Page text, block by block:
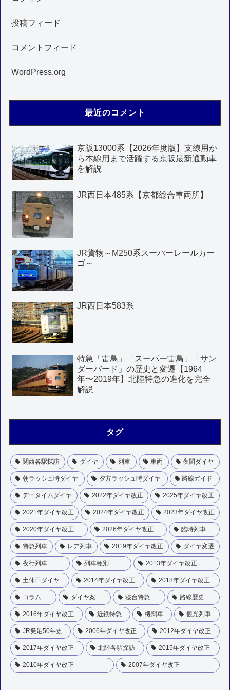
投稿フィード
コメントフィード
WordPress.org
最近のコメント
京阪13000系【2026年度版】支線用か
ら本線用まで活躍する京阪最新通勤車
を解説
JR西日本485系【京都総合車両所】
JR貨物～M250系スーパーレールカー
ゴ～
JR西日本583系
特急「雷鳥」「スーパー雷鳥」「サン
ダーバード」の歴史と変遷【1964
年〜2019年】北陸特急の進化を完全
解説
タグ
関西各駅探訪 ダイヤ 列車 車両 夜間ダイヤ
朝ラッシュ時ダイヤ 夕方ラッシュ時ダイヤ 路線ガイド
データイムダイヤ 2022年ダイヤ改正 2025年ダイヤ改正
2021年ダイヤ改正 2024年ダイヤ改正 2023年ダイヤ改正
2020年ダイヤ改正 2026年ダイヤ改正 臨時列車
特急列車 レア列車 2019年ダイヤ改正 ダイヤ変遷
夜行列車 列車種別 2013年ダイヤ改正
土休日ダイヤ 2014年ダイヤ改正 2018年ダイヤ改正
コラム ダイヤ案 寝台特急 路線歴史
2016年ダイヤ改正 近鉄特急 機関車 観光列車
JR発足50年史 2006年ダイヤ改正 2012年ダイヤ改正
2017年ダイヤ改正 北陸各駅探訪 2015年ダイヤ改正
2010年ダイヤ改正 2007年ダイヤ改正